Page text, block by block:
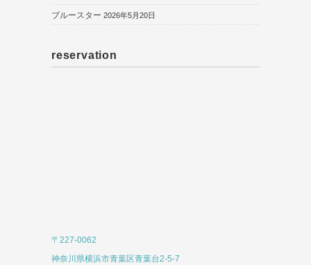
ブルースター 2026年5月20日
reservation
〒227-0062
神奈川県横浜市青葉区青葉台2-5-7